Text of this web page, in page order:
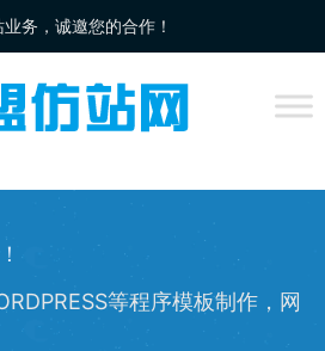
务，诚邀您的合作！
仿站 、WORDPRESS仿站
的访问！
等程序模板制作，网